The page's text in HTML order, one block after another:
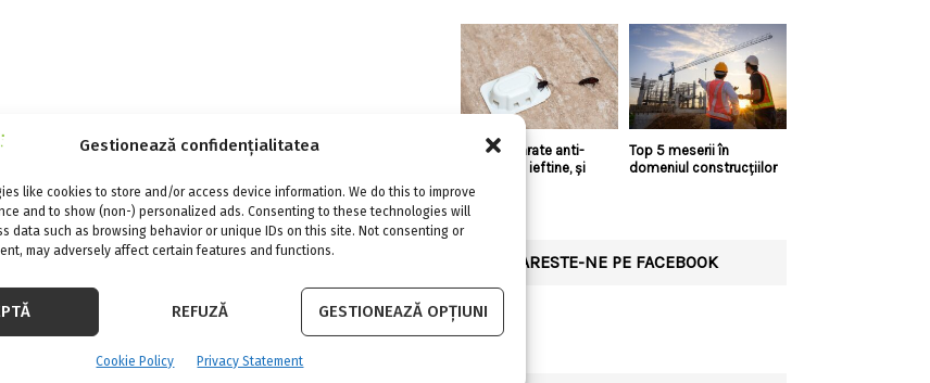
Gestionează confidențialitatea
like cookies to store and/or access device information. We do this to improve
and to show (non-) personalized ads. Consenting to these technologies will
data such as browsing behavior or unique IDs on this site. Not consenting or
may adversely affect certain features and functions.
REFUZĂ GESTIONEAZĂ OPȚIUNI
Cookie Policy Privacy Statement
Există aparate anti-
gândaci și ieftine, și
Top 5 meserii în
domeniul construcțiilor
URMARESTE-NE PE FACEBOOK